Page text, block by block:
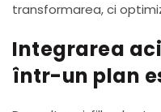
transformarea, ci
Integrarea
într-un plan